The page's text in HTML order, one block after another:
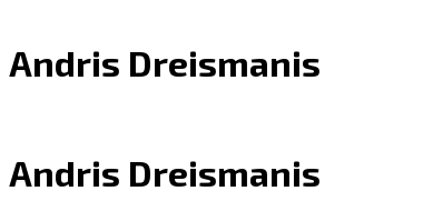
Andris Dreismanis
Andris Dreismanis